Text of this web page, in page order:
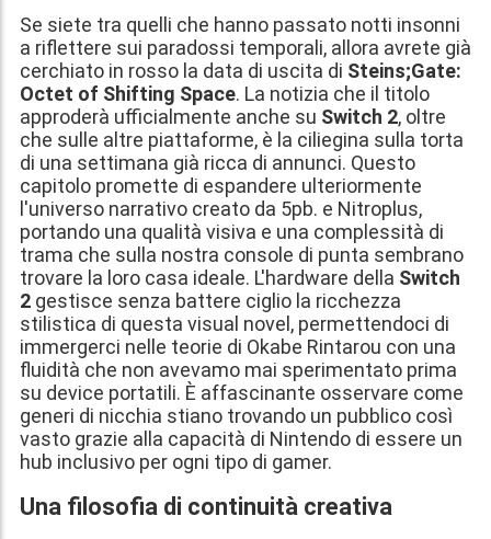
Se siete tra quelli che hanno passato notti insonni
a riflettere sui paradossi temporali, allora avrete già
cerchiato in rosso la data di uscita di Steins;Gate:
Octet of Shifting Space. La notizia che il titolo
approderà ufficialmente anche su Switch 2, oltre
che sulle altre piattaforme, è la ciliegina sulla torta
di una settimana già ricca di annunci. Questo
capitolo promette di espandere ulteriormente
l'universo narrativo creato da 5pb. e Nitroplus,
portando una qualità visiva e una complessità di
trama che sulla nostra console di punta sembrano
trovare la loro casa ideale. L'hardware della Switch
2 gestisce senza battere ciglio la ricchezza
stilistica di questa visual novel, permettendoci di
immergerci nelle teorie di Okabe Rintarou con una
fluidità che non avevamo mai sperimentato prima
su device portatili. È affascinante osservare come
generi di nicchia stiano trovando un pubblico così
vasto grazie alla capacità di Nintendo di essere un
hub inclusivo per ogni tipo di gamer.
Una filosofia di continuità creativa